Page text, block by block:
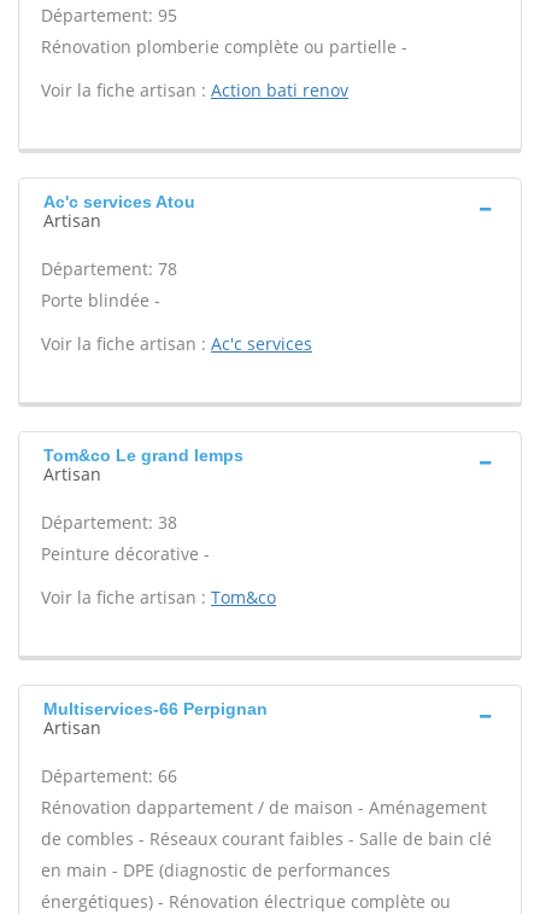
Département: 95
Rénovation plomberie complète ou partielle -
Voir la fiche artisan : Action bati renov
Ac'c services Atou
Artisan
Département: 78
Porte blindée -
Voir la fiche artisan : Ac'c services
Tom&co Le grand lemps
Artisan
Département: 38
Peinture décorative -
Voir la fiche artisan : Tom&co
Multiservices-66 Perpignan
Artisan
Département: 66
Rénovation dappartement / de maison - Aménagement
de combles - Réseaux courant faibles - Salle de bain clé
en main - DPE (diagnostic de performances
énergétiques) - Rénovation électrique complète ou